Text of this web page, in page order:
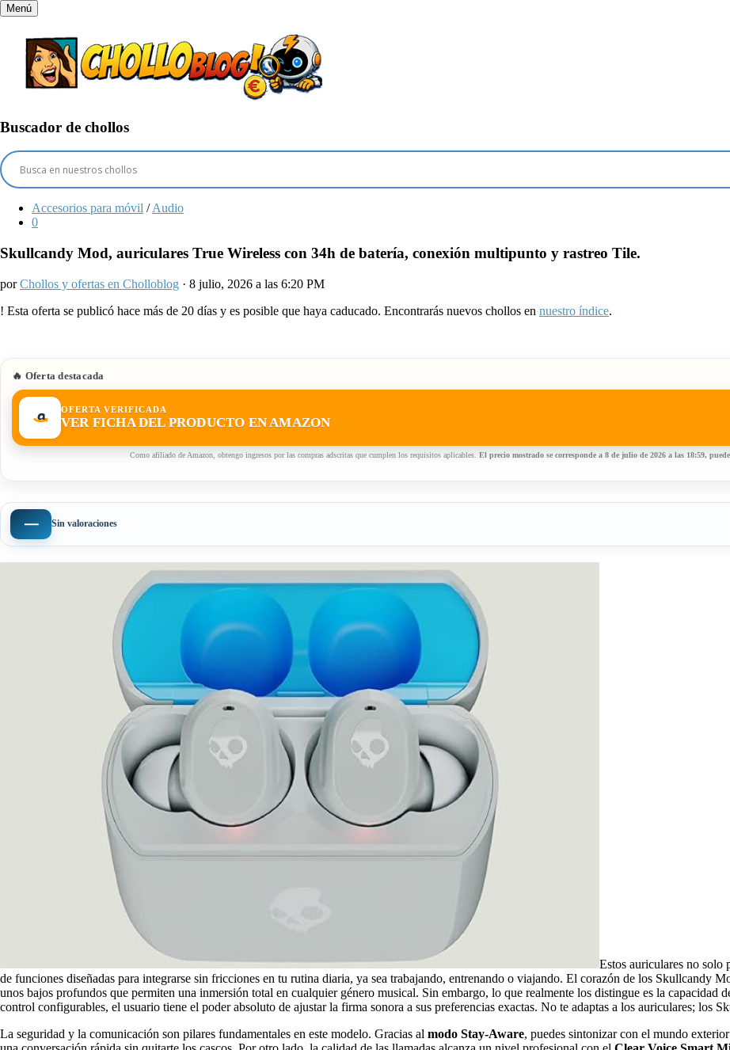
Menú
Buscador de chollos
Accesorios para móvil /Audio
0
Skullcandy Mod, auriculares True Wireless con 34h de batería, conexión multipunto y rastreo Tile.
porChollos y ofertas en Cholloblog · 8 julio, 2026 a las 6:20 PM
! Esta oferta se publicó hace más de 20 días y es posible que haya caducado. Encontrarás nuevos chollos en nuestro índice.
🔥 Oferta destacada
OFERTA VERIFICADA
VER FICHA DEL PRODUCTO EN AMAZON
Como afiliado de Amazon, obtengo ingresos por las compras adscritas que cumplen los requisitos aplicables. El precio mostrado se corresponde a 8 de julio de 2026 a las 18:59,
— Sin valoraciones
Estos auriculares no solo
de funciones diseñadas para integrarse sin fricciones en tu rutina diaria, ya sea trabajando, entrenando o viajando. El corazón de los Skullcandy
unos bajos profundos que permiten una inmersión total en cualquier género musical. Sin embargo, lo que realmente los distingue es la capacidad
control configurables, el usuario tiene el poder absoluto de ajustar la firma sonora a sus preferencias exactas. No te adaptas a los auriculares; los
La seguridad y la comunicación son pilares fundamentales en este modelo. Gracias al modo Stay-Aware, puedes sintonizar con el mundo